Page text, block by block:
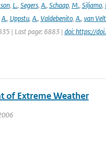
, L., Segers, A., Schaap, M., Siljamo,
A., Uppstu, A., Valdebenito, A., van
| Last page: 6883 | doi: https://
of Extreme Weather